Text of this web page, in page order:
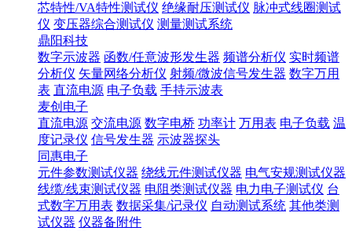
芯特性/VA特性测试仪 绝缘耐压测试仪 脉冲式线圈测试
仪 变压器综合测试仪 测量测试系统
鼎阳科技
数字示波器 函数/任意波形发生器 频谱分析仪 实时频谱
分析仪 矢量网络分析仪 射频/微波信号发生器 数字万用
表 直流电源 电子负载 手持示波表
麦创电子
直流电源 交流电源 数字电桥 功率计 万用表 电子负载 温
度记录仪 信号发生器 示波器探头
同惠电子
元件参数测试仪器 绕线元件测试仪器 电气安规测试仪器
线缆/线束测试仪器 电阻类测试仪器 电力电子测试仪 台
式数字万用表 数据采集/记录仪 自动测试系统 其他类测
试仪器 仪器备附件